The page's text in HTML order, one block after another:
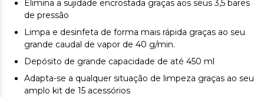
Elimina a sujidade encrostada graças aos seus 3,5 bares
de pressão
Limpa e desinfeta de forma mais rápida graças ao seu
grande caudal de vapor de 40 g/min.
Depósito de grande capacidade de até 450 ml
Adapta-se a qualquer situação de limpeza graças ao seu
amplo kit de 15 acessórios